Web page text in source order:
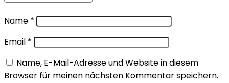
Name *
Email *
Name, E-Mail-Adresse und Website in diesem
Browser für meinen nächsten Kommentar speichern.